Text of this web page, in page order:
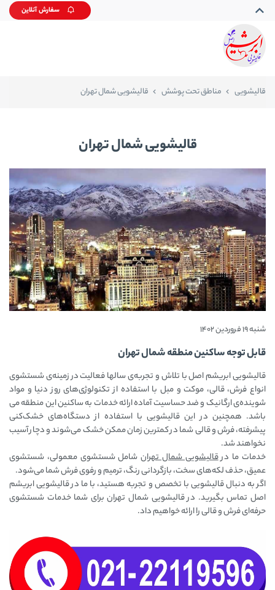
سفارش آنلاین
قالیشویی مناطق تحت پوشش قالیشویی شمال تهران
قالیشویی شمال تهران
شنبه 19 فروردین 1402
قابل توجه ساکنین منطقه شمال تهران
قالیشویی ابریشم اصل با تلاش و تجربه‌ی سالها فعالیت در زمینه‌ی شستشوی
انواع فرش، قالی، موکت و مبل با استفاده از تکنولوژی‌های روز دنیا و مواد
شوینده‌ی ارگانیک و ضد حساسیت آماده ارائه خدمات به ساکنین این منطقه می
باشد. همچنین در این قالیشویی با استفاده از دستگاه‌های خشک‌کنی
پیشرفته، فرش و قالی شما در کمترین زمان ممکن خشک می‌شوند و دچار آسیب
نخواهند شد.
خدمات ما درقالیشویی شمال تهرانشامل شستشوی معمولی، شستشوی
عمیق، حذف لکه‌های سخت، بازگردانی رنگ، ترمیم و رفوی فرش شما می‌شود.
اگر به دنبال قالیشویی با تخصص و تجربه هستید، با ما در قالیشویی ابریشم
اصل تماس بگیرید. در قالیشویی شمال تهران برای شما خدمات شستشوی
حرفه‌ای فرش و قالی را ارائه خواهیم داد.